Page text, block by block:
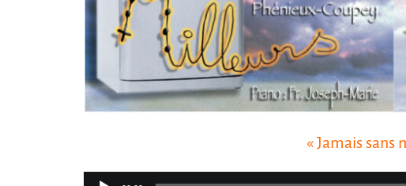
« Jamais sans
Lecteur